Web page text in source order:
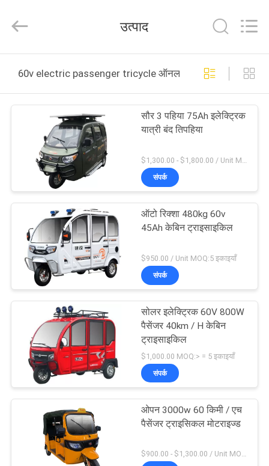
उत्पादों
कारखाना
भ्रमण
गुणवत्ता
नियंत्रण
संपर्क
समाचार
Motorcycle
Rights
उत्पाद
60v electric passenger tricycle ऑनलाइन निर्माण
सौर 3 पहिया 75Ah इलेक्ट्रिक
यात्री बंद तिपहिया
$1,300.00 - $1,800.00 / Unit MOQ:9 यूनिट / यूनिट
संपर्क
ऑटो रिक्शा 480kg 60v
45Ah केबिन ट्राइसाइकिल
$950.00 / Unit MOQ:5 इकाइयाँ
संपर्क
सोलर इलेक्ट्रिक 60V 800W
पैसेंजर 40km / H केबिन
ट्राइसाइकिल
$1,000.00 MOQ:> = 5 इकाइयाँ
संपर्क
ओपन 3000w 60 किमी / एच
पैसेंजर ट्राइसिकल मोटराइज्ड
$900.00 - $1,300.00 / Unit MOQ:10 यूनिट / यूनिट